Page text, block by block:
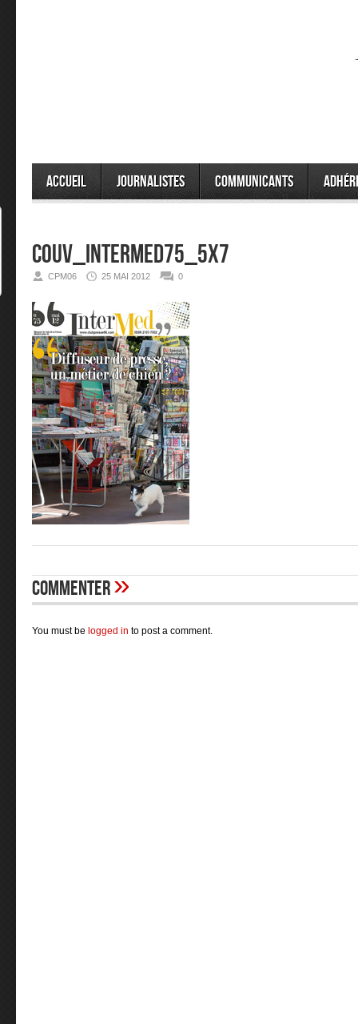
Accueil Journalistes Communicants
couv_intermed75_5x7
CPM06 25 MAI 2012 0
Commenter»
You must be logged in to post a comment.